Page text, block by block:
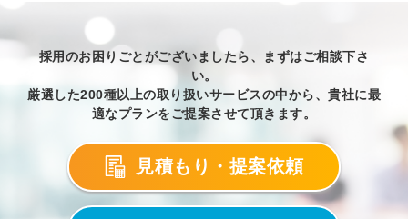
採用のお困りごとがございましたら、まずはご相談下さ
い。
厳選した200種以上の取り扱いサービスの中から、貴社に最
適なプランをご提案させて頂きます。
見積もり・提案依頼